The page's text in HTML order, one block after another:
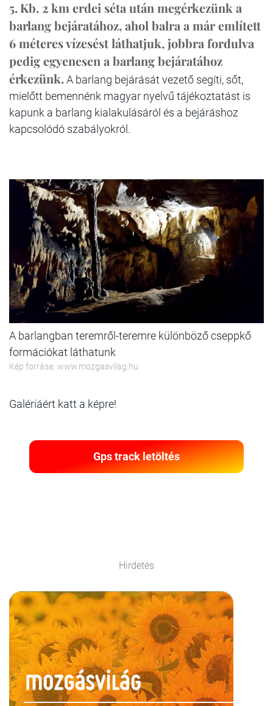
5.Kb. 2 km erdei séta után megérkezünk a
barlang bejáratához, ahol balra a már említett
6 méteres vízesést láthatjuk, jobbra fordulva
pedig egyenesen a barlang bejáratához
érkezünk.A barlang bejárását vezető segíti, sőt,
mielőtt bemennénk magyar nyelvű tájékoztatást is
kapunk a barlang kialakulásáról és a bejáráshoz
kapcsolódó szabályokról.
A barlangban teremről-teremre különböző cseppkő
formációkat láthatunk
Kép forrása: www.mozgasvilag.hu
Galériáért katt a képre!
Gps track letöltés
Hirdetés